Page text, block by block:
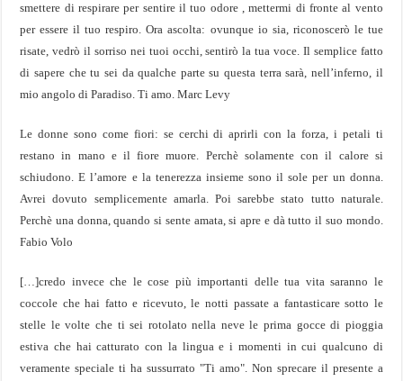
smettere di respirare per sentire il tuo odore , mettermi di fronte al vento
per essere il tuo respiro. Ora ascolta: ovunque io sia, riconoscerò le tue
risate, vedrò il sorriso nei tuoi occhi, sentirò la tua voce. Il semplice fatto
di sapere che tu sei da qualche parte su questa terra sarà, nell’inferno, il
mio angolo di Paradiso. Ti amo. Marc Levy
Le donne sono come fiori: se cerchi di aprirli con la forza, i petali ti
restano in mano e il fiore muore. Perchè solamente con il calore si
schiudono. E l’amore e la tenerezza insieme sono il sole per un donna.
Avrei dovuto semplicemente amarla. Poi sarebbe stato tutto naturale.
Perchè una donna, quando si sente amata, si apre e dà tutto il suo mondo.
Fabio Volo
[…]credo invece che le cose più importanti delle tua vita saranno le
coccole che hai fatto e ricevuto, le notti passate a fantasticare sotto le
stelle le volte che ti sei rotolato nella neve le prima gocce di pioggia
estiva che hai catturato con la lingua e i momenti in cui qualcuno di
veramente speciale ti ha sussurrato "Ti amo". Non sprecare il presente a